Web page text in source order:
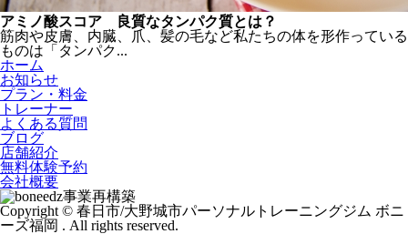
アミノ酸スコア 良質なタンパク質とは？
筋肉や皮膚、内臓、爪、髪の毛など私たちの体を形作っている
ものは「タンパク...
ホーム
お知らせ
プラン・料金
トレーナー
よくある質問
ブログ
店舗紹介
無料体験予約
会社概要
事業再構築
Copyright © 春日市/大野城市パーソナルトレーニングジム ボニ
ーズ福岡 . All rights reserved.